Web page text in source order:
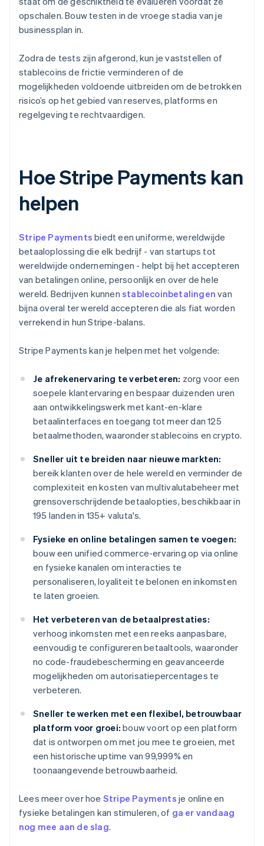
opschalen. Bouw testen in de vroege stadia van je
businessplan in.
Zodra de tests zijn afgerond, kun je vaststellen of
stablecoins de frictie verminderen of de
mogelijkheden voldoende uitbreiden om de betrokken
risico’s op het gebied van reserves, platforms en
regelgeving te rechtvaardigen.
Hoe Stripe Payments kan
helpen
Stripe Payments biedt een uniforme, wereldwijde
betaaloplossing die elk bedrijf - van startups tot
wereldwijde ondernemingen - helpt bij het accepteren
van betalingen online, persoonlijk en over de hele
wereld. Bedrijven kunnen stablecoinbetalingen van
bijna overal ter wereld accepteren die als fiat worden
verrekend in hun Stripe-balans.
Stripe Payments kan je helpen met het volgende:
Je afrekenervaring te verbeteren: zorg voor een
soepele klantervaring en bespaar duizenden uren
aan ontwikkelingswerk met kant-en-klare
betaalinterfaces en toegang tot meer dan 125
betaalmethoden, waaronder stablecoins en crypto.
Sneller uit te breiden naar nieuwe markten:
bereik klanten over de hele wereld en verminder de
complexiteit en kosten van multivalutabeheer met
grensoverschrijdende betaalopties, beschikbaar in
195 landen in 135+ valuta's.
Fysieke en online betalingen samen te voegen:
bouw een unified commerce-ervaring op via online
en fysieke kanalen om interacties te
personaliseren, loyaliteit te belonen en inkomsten
te laten groeien.
Het verbeteren van de betaalprestaties:
verhoog inkomsten met een reeks aanpasbare,
eenvoudig te configureren betaaltools, waaronder
no code-fraudebescherming en geavanceerde
mogelijkheden om autorisatiepercentages te
verbeteren.
Sneller te werken met een flexibel, betrouwbaar
platform voor groei: bouw voort op een platform
dat is ontworpen om met jou mee te groeien, met
een historische uptime van 99,999% en
toonaangevende betrouwbaarheid.
Lees meer over hoe Stripe Payments je online en
fysieke betalingen kan stimuleren, of ga er vandaag
nog mee aan de slag.